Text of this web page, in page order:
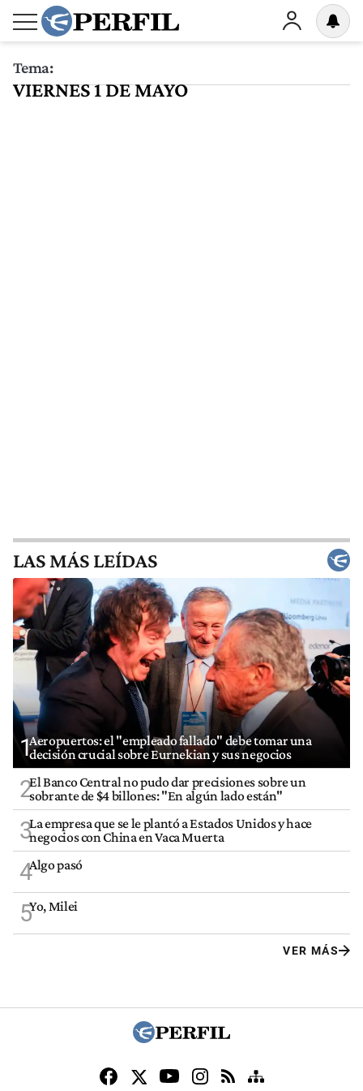
Tema:
VIERNES 1 DE MAYO
LAS MÁS LEÍDAS
1Aeropuertos: el "empleado fallado" debe tomar una
decisión crucial sobre Eurnekian y sus negocios
2El Banco Central no pudo dar precisiones sobre un
sobrante de $4 billones: "En algún lado están"
3La empresa que se le plantó a Estados Unidos y hace
negocios con China en Vaca Muerta
4Algo pasó
5Yo, Milei
VER MÁS